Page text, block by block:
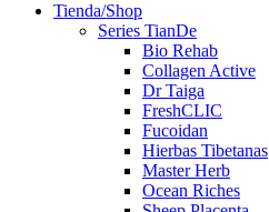
Tienda/Shop
Series TianDe
Bio Rehab
Collagen Active
Dr Taiga
FreshCLIC
Fucoidan
Hierbas Tibetanas
Master Herb
Ocean Riches